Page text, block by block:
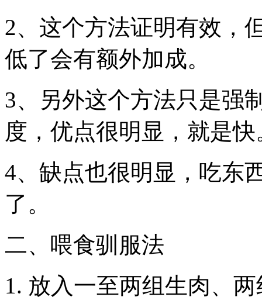
2、这个方法证明有效，
低了会有额外加成。
3、另外这个方法只是强
度，优点很明显，就是快
4、缺点也很明显，吃东
了。
二、喂食驯服法
1. 放入一至两组生肉、